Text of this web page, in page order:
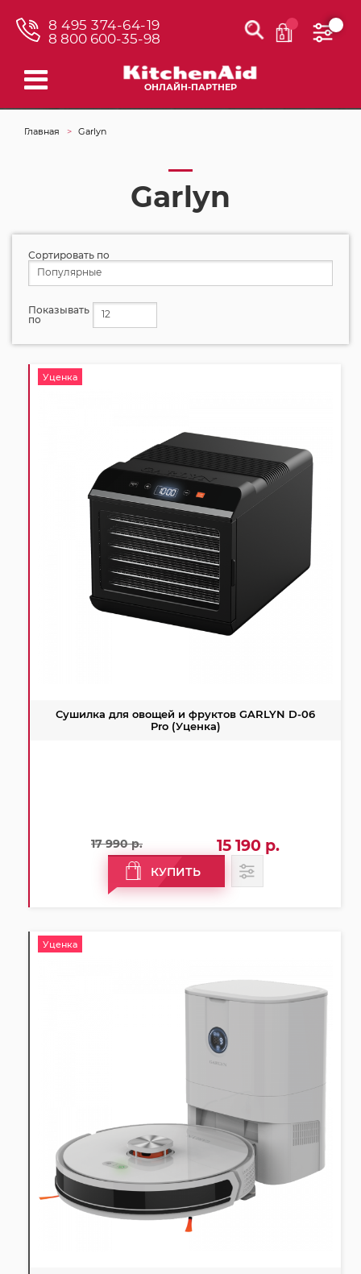
8 495 374-64-19
8 800 600-35-98
ОНЛАЙН-ПАРТНЕР
Главная Garlyn
Garlyn
Сортировать по
Популярные
Показывать
по
12
Уценка
Сушилка для овощей и фруктов GARLYN D-06
Pro (Уценка)
17 990 р. 15 190 р.
КУПИТЬ
Уценка